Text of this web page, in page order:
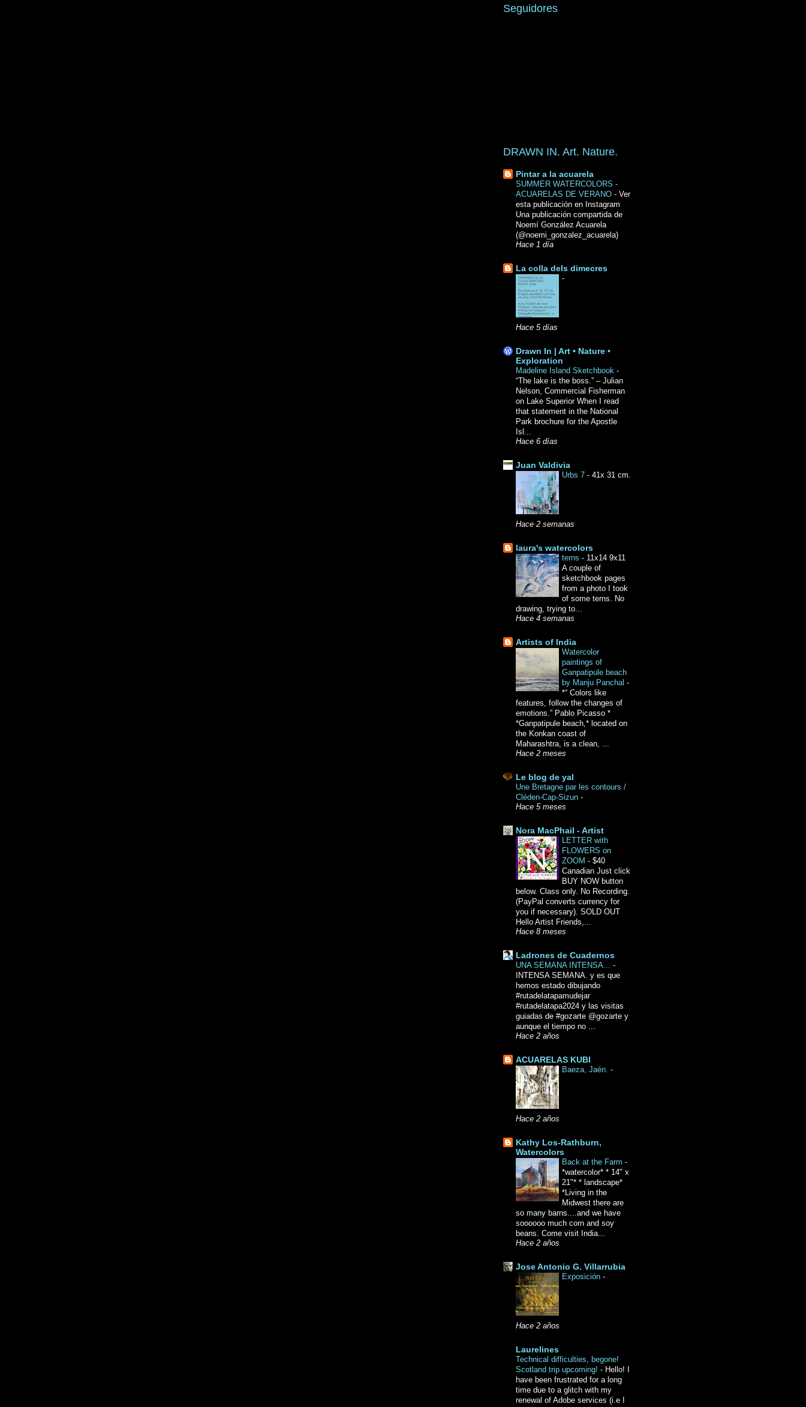
Seguidores
DRAWN IN. Art. Nature.
Pintar a la acuarela
SUMMER WATERCOLORS -
ACUARELAS DE VERANO - Ver
esta publicación en Instagram
Una publicación compartida de
Noemí González Acuarela
(@noemi_gonzalez_acuarela)
Hace 1 día
La colla dels dimecres
-
Hace 5 días
Drawn In | Art • Nature •
Exploration
Madeline Island Sketchbook -
“The lake is the boss.” – Julian
Nelson, Commercial Fisherman
on Lake Superior When I read
that statement in the National
Park brochure for the Apostle
Isl...
Hace 6 días
Juan Valdivia
Urbs 7 - 41x 31 cm.
Hace 2 semanas
laura's watercolors
terns - 11x14 9x11
A couple of
sketchbook pages
from a photo I took
of some terns. No
drawing, trying to...
Hace 4 semanas
Artists of India
Watercolor
paintings of
Ganpatipule beach
by Manju Panchal -
*“ Colors like
features, follow the changes of
emotions.” Pablo Picasso *
*Ganpatipule beach,* located on
the Konkan coast of
Maharashtra, is a clean, ...
Hace 2 meses
Le blog de yal
Une Bretagne par les contours /
Cléden-Cap-Sizun -
Hace 5 meses
Nora MacPhail - Artist
LETTER with
FLOWERS on
ZOOM - $40
Canadian Just click
BUY NOW button
below. Class only. No Recording.
(PayPal converts currency for
you if necessary). SOLD OUT
Hello Artist Friends,...
Hace 8 meses
Ladrones de Cuadernos
UNA SEMANA INTENSA... -
INTENSA SEMANA. y es que
hemos estado dibujando
#rutadelatapamudejar
#rutadelatapa2024 y las visitas
guiadas de #gozarte @gozarte y
aunque el tiempo no ...
Hace 2 años
ACUARELAS KUBI
Baeza, Jaén. -
Hace 2 años
Kathy Los-Rathburn,
Watercolors
Back at the Farm -
*watercolor* * 14" x
21"* * landscape*
*Living in the
Midwest there are
so many barns....and we have
soooooo much corn and soy
beans. Come visit India...
Hace 2 años
Jose Antonio G. Villarrubia
Exposición -
Hace 2 años
Laurelines
Technical difficulties, begone!
Scotland trip upcoming! - Hello! I
have been frustrated for a long
time due to a glitch with my
renewal of Adobe services (i.e I